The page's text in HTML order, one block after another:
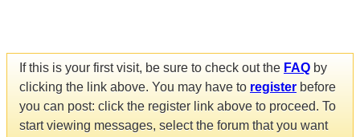
If this is your first visit, be sure to check out the FAQ by
clicking the link above. You may have to register before
you can post: click the register link above to proceed. To
start viewing messages, select the forum that you want